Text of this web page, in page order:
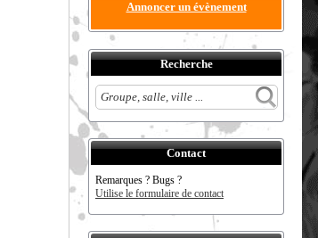
Annoncer un évènement
Recherche
Contact
Remarques ? Bugs ?
Utilise le formulaire de contact